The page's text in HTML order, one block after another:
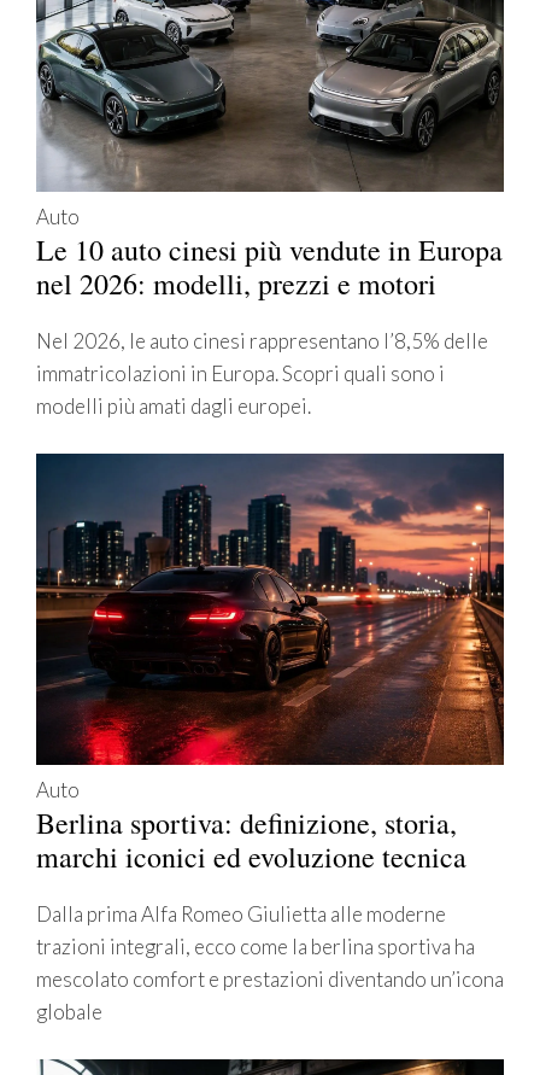
Auto
Le 10 auto cinesi più vendute in Europa
nel 2026: modelli, prezzi e motori
Nel 2026, le auto cinesi rappresentano l’8,5% delle
immatricolazioni in Europa. Scopri quali sono i
modelli più amati dagli europei.
Auto
Berlina sportiva: definizione, storia,
marchi iconici ed evoluzione tecnica
Dalla prima Alfa Romeo Giulietta alle moderne
trazioni integrali, ecco come la berlina sportiva ha
mescolato comfort e prestazioni diventando un’icona
globale